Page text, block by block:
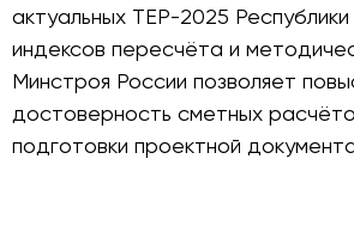
актуальных ТЕР-2025
индексов пересчёта и
Минстроя России позволяет
достоверность сметных
подготовки проектной